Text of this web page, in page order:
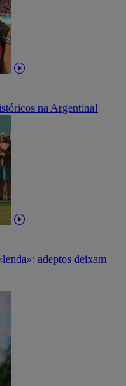
na Argentina!
adeptos deixam